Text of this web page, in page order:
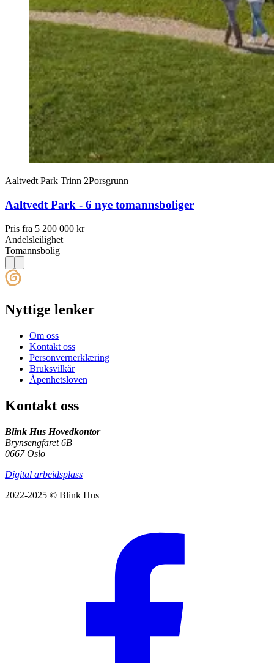
Aaltvedt Park Trinn 2Porsgrunn
Aaltvedt Park - 6 nye tomannsboliger
Pris fra 5 200 000 kr
Andelsleilighet
Tomannsbolig
Nyttige lenker
Om oss
Kontakt oss
Personvernerklæring
Bruksvilkår
Åpenhetsloven
Kontakt oss
Blink Hus Hovedkontor
Brynsengfaret 6B
0667 Oslo
Digital arbeidsplass
2022-2025 © Blink Hus